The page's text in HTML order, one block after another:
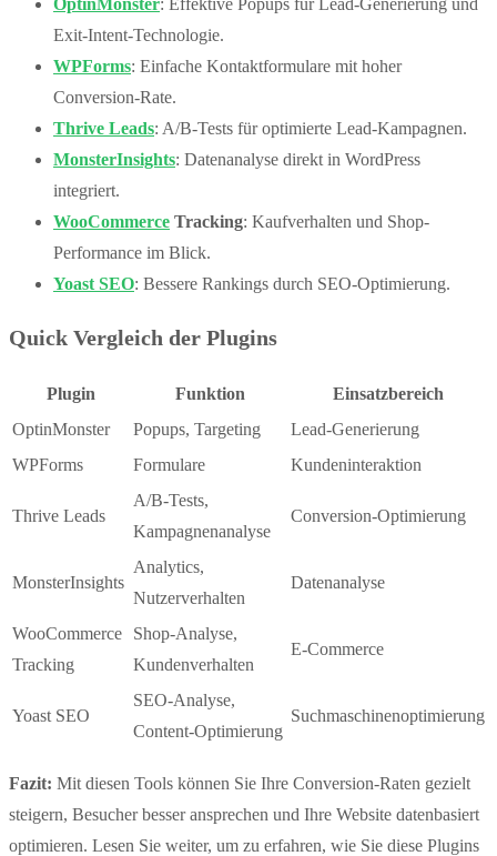
Exit-Intent-Technologie.
WPForms: Einfache Kontaktformulare mit hoher
Conversion-Rate.
Thrive Leads: A/B-Tests für optimierte Lead-Kampagnen.
MonsterInsights: Datenanalyse direkt in WordPress
integriert.
WooCommerce Tracking: Kaufverhalten und Shop-
Performance im Blick.
Yoast SEO: Bessere Rankings durch SEO-Optimierung.
Quick Vergleich der Plugins
Plugin Funktion
Einsatzbereich
OptinMonster
Popups, Targeting
Lead-Generierung
WPForms
Formulare Kundeninteraktion
Thrive Leads
A/B-Tests,
Kampagnenanalyse
Conversion-Optimierung
MonsterInsights
Analytics,
Nutzerverhalten
Datenanalyse
WooCommerce
Tracking
Shop-Analyse,
Kundenverhalten
E-Commerce
Yoast SEO
SEO-Analyse,
Content-Optimierung
Suchmaschinenoptimierung
Fazit: Mit diesen Tools können Sie Ihre Conversion-Raten gezielt
steigern, Besucher besser ansprechen und Ihre Website datenbasiert
optimieren. Lesen Sie weiter, um zu erfahren, wie Sie diese Plugins